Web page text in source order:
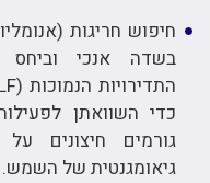
חיפוש חריגות
בשדה אנכי וביחס
כדי השוואתן
גורמים חיצונים
גיאומגנטית של השמש.